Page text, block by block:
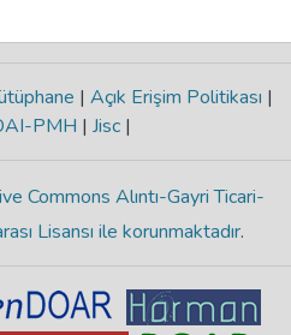
| Açık Erişim Politikası |
PMH | Jisc |
Commons Alıntı-Gayri Ticari-
Lisansı ile korunmaktadır.